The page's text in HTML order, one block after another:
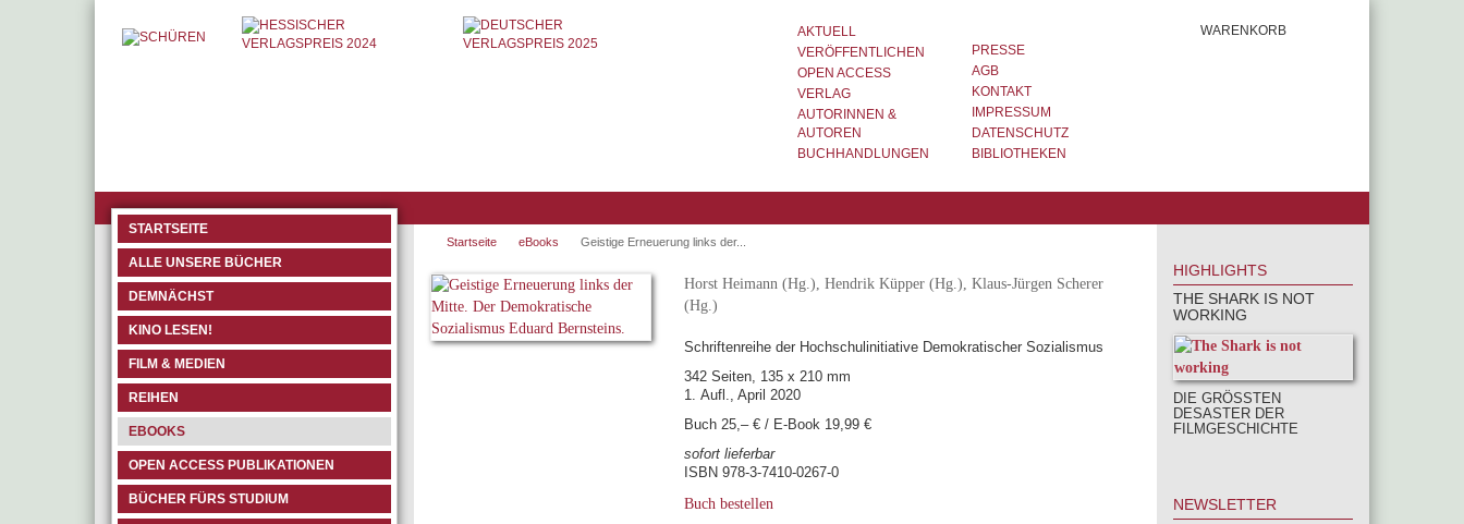
AKTUELL
VERÖFFENTLICHEN
OPEN ACCESS
VERLAG
AUTORINNEN &
AUTOREN
BUCHHANDLUNGEN
PRESSE
AGB
KONTAKT
IMPRESSUM
DATENSCHUTZ
BIBLIOTHEKEN
WARENKORB
STARTSEITE
ALLE UNSERE BÜCHER
DEMNÄCHST
KINO LESEN!
FILM & MEDIEN
REIHEN
EBOOKS
OPEN ACCESS PUBLIKATIONEN
BÜCHER FÜRS STUDIUM
Startseite eBooks Geistige Erneuerung links der...
Horst Heimann (Hg.), Hendrik Küpper (Hg.), Klaus-Jürgen Scherer
(Hg.)
Schriftenreihe der Hochschulinitiative Demokratischer Sozialismus
342 Seiten, 135 x 210 mm
1. Aufl., April 2020
Buch 25,– € / E-Book 19,99 €
sofort lieferbar
ISBN 978-3-7410-0267-0
Buch bestellen
HIGHLIGHTS
THE SHARK IS NOT
WORKING
DIE GRÖSSTEN D
ESASTER DER F
ILMGESCHICHTE
NEWSLETTER